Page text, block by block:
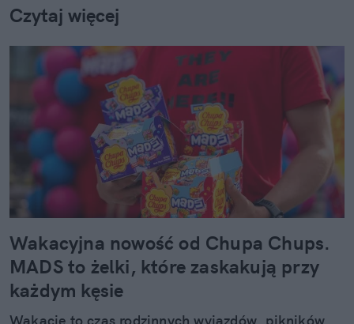
Czytaj więcej
Wakacyjna nowość od Chupa Chups.
MADS to żelki, które zaskakują przy
każdym kęsie
Wakacje to czas rodzinnych wyjazdów, pikników,